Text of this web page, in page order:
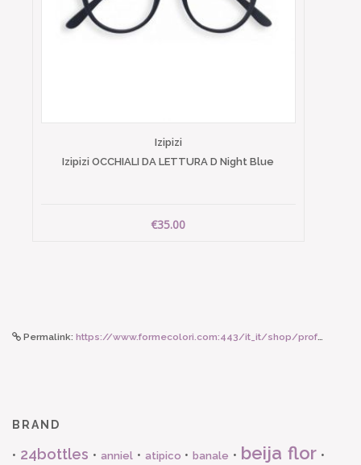
Izipizi
Izipizi OCCHIALI DA LETTURA D Night Blue
€35.00
Permalink: https://www.formecolori.com:443/it_it/shop/profumazioni/lampe_berger/lampe_berger_lampe_berger_cofanetto_lampada_clarity_givree/3696
BRAND
• 24bottles • anniel• atipico •banale • beija flor •